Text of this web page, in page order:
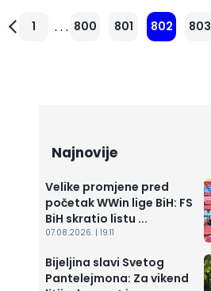
1 . . . 800 801 802 803
Najnovije
Velike promjene pred
početak WWin lige BiH: FS
BiH skratio listu ...
07.08.2026. | 19:11
Bijeljina slavi Svetog
Pantelejmona: Za vikend